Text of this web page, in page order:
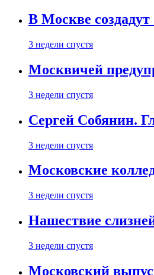
В Москве
3 недели спустя
Москвичей
3 недели спустя
Сергей Собянин.
3 недели спустя
Московские
3 недели спустя
Нашествие
3 недели спустя
Московский